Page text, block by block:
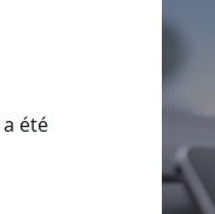
a été